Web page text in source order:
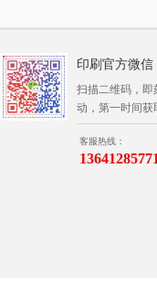
印刷官方微信
扫描二维码，即
动，第一时间获
客服热线：
13641285771